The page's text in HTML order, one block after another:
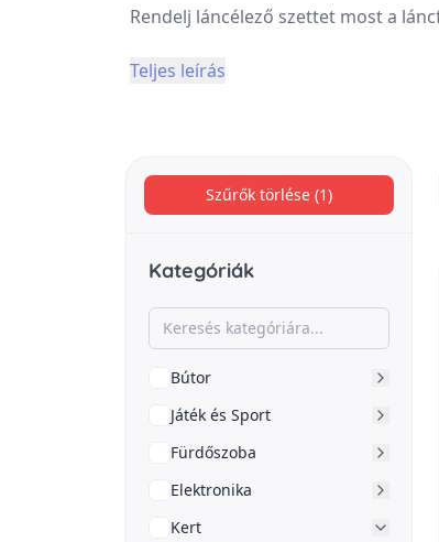
Rendelj láncélező szettet most a
Teljes leírás
Szűrők törlése (1)
Kategóriák
Bútor
Játék és Sport
Fürdőszoba
Elektronika
Kert